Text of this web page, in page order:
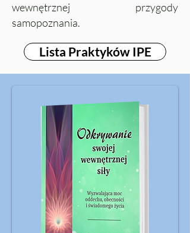
wewnętrznej przygody
samopoznania.
Lista Praktyków IPE